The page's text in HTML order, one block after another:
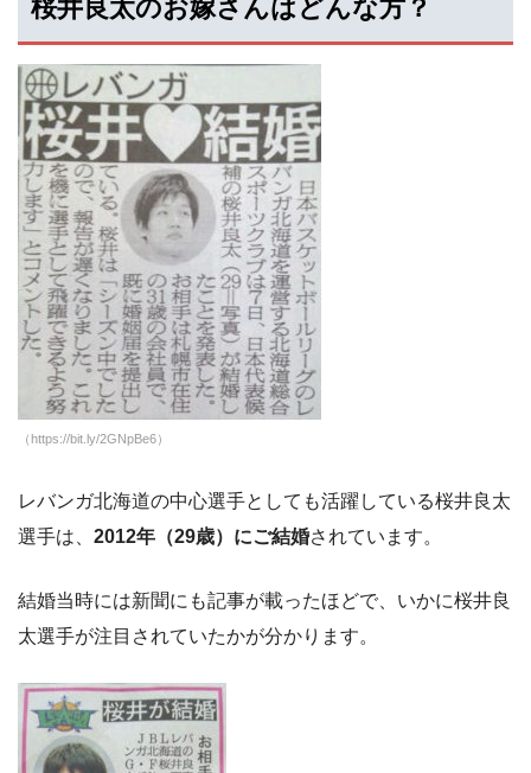
桜井良太のお嫁さんはどんな方？
（https://bit.ly/2GNpBe6）
レバンガ北海道の中心選手としても活躍している桜井良太
選手は、 2012年（29歳）にご結婚されています。
結婚当時には新聞にも記事が載ったほどで、いかに桜井良
太選手が注目されていたかが分かります。